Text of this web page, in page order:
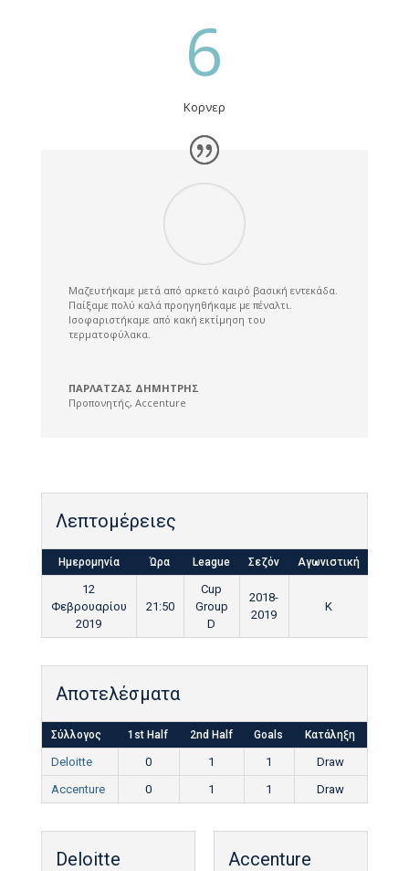
6
Κορνερ
Μαζευτήκαμε μετά από αρκετό καιρό βασική εντεκάδα.
Παίξαμε πολύ καλά προηγηθήκαμε με πέναλτι.
Ισοφαριστήκαμε από κακή εκτίμηση του
τερματοφύλακα.
ΠΑΡΛΑΤΖΑΣ ΔΗΜΗΤΡΗΣ
Προπονητής, Accenture
Λεπτομέρειες
Ημερομηνία Ώρα League Σεζόν Αγωνιστική
12
Φεβρουαρίου
2019
21:50
Cup
Group
D
2018-
2019
K
Αποτελέσματα
Σύλλογος 1st Half 2nd Half Goals Κατάληξη
Deloitte 0 1 1
Draw
Accenture
0 1 1 Draw
Deloitte Accenture